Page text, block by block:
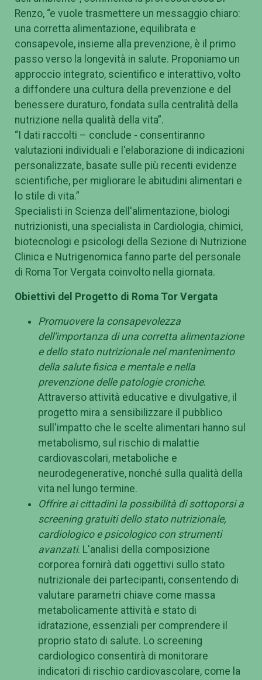
Renzo, “e vuole trasmettere un messaggio chiaro:
una corretta alimentazione, equilibrata e
consapevole, insieme alla prevenzione, è il primo
passo verso la longevità in salute. Proponiamo un
approccio integrato, scientifico e interattivo, volto
a diffondere una cultura della prevenzione e del
benessere duraturo, fondata sulla centralità della
nutrizione nella qualità della vita”.
“I dati raccolti – conclude - consentiranno
valutazioni individuali e l'elaborazione di indicazioni
personalizzate, basate sulle più recenti evidenze
scientifiche, per migliorare le abitudini alimentari e
lo stile di vita.”
Specialisti in Scienza dell'alimentazione, biologi
nutrizionisti, una specialista in Cardiologia, chimici,
biotecnologi e psicologi della Sezione di Nutrizione
Clinica e Nutrigenomica fanno parte del personale
di Roma Tor Vergata coinvolto nella giornata.
Obiettivi del Progetto di Roma Tor Vergata
Promuovere la consapevolezza
dell'importanza di una corretta alimentazione
e dello stato nutrizionale nel mantenimento
della salute fisica e mentale e nella
prevenzione delle patologie croniche.
Attraverso attività educative e divulgative, il
progetto mira a sensibilizzare il pubblico
sull'impatto che le scelte alimentari hanno sul
metabolismo, sul rischio di malattie
cardiovascolari, metaboliche e
neurodegenerative, nonché sulla qualità della
vita nel lungo termine.
Offrire ai cittadini la possibilità di sottoporsi a
screening gratuiti dello stato nutrizionale,
cardiologico e psicologico con strumenti
avanzati. L'analisi della composizione
corporea fornirà dati oggettivi sullo stato
nutrizionale dei partecipanti, consentendo di
valutare parametri chiave come massa
metabolicamente attività e stato di
idratazione, essenziali per comprendere il
proprio stato di salute. Lo screening
cardiologico consentirà di monitorare
indicatori di rischio cardiovascolare, come la